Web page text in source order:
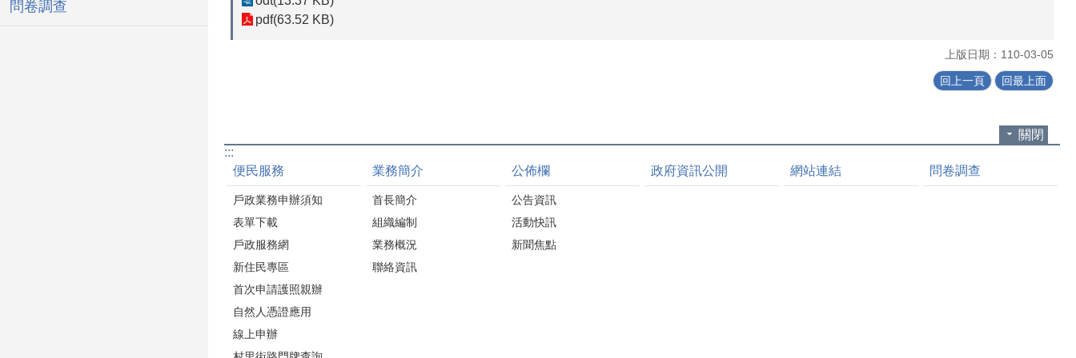
問卷調查
pdf(63.52 KB)
上版日期：110-03-05
回上一頁 回最上面
關閉
:::
便民服務
戶政業務申辦須知
表單下載
戶政服務網
新住民專區
首次申請護照親辦
自然人憑證應用
線上申辦
業務簡介
首長簡介
組織編制
業務概況
聯絡資訊
公佈欄
公告資訊
活動快訊
新聞焦點
政府資訊公開 網站連結 問卷調查